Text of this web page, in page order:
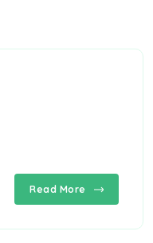
Read More